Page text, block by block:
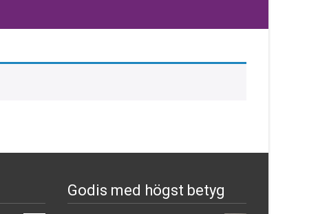
Godis med högst betyg